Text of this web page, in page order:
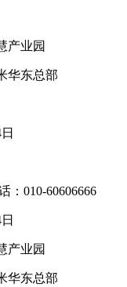
产业园
华东总部
：010-60606666
产业园
华东总部